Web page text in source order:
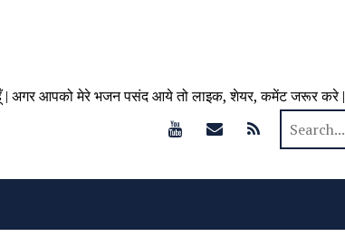
हूँ | अगर आपको मेरे भजन पसंद आये तो लाइक, शेयर, कमेंट जरूर करे |